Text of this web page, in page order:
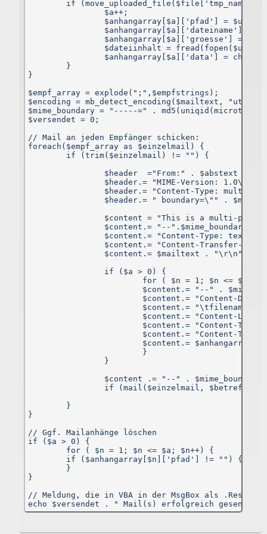
Das Plugin informiert die Dienste darüber, dass Sie als Nutzer diese
Website besucht haben. Es besteht hierbei die Möglichkeit, dass
Ihre IP-Adresse gespeichert wird. Sind Sie während des Besuchs
auf dieser Website in einem entsprechenden Dienst eingeloggt,
werden die genannten Informationen mit diesem verknüpft. Nutzen
Sie die Funktionen des Plugins – etwa indem Sie einen Beitrag
teilen oder „liken“ –, werden die entsprechenden Informationen
ebenfalls an die Facebook Inc. oder die jeweiligen anderen Dienste
mit Ihrem dortigen Konto verknüpft, loggen Sie sich bitte vor dem
Besuch dieser Website dort aus und löschen Sie die gespeicherten
Cookies.
Datenverarbeitung für Werbezwecke tätigen oder der Nutzung Ihrer
Daten für Werbezwecke widersprechen. Zu den Einstellungen
gelangen Sie hier:https://www.facebook.com/ads/preferences/?
Cookie-Deaktivierungsseite der US-amerikanischen Website:
http://optout.aboutads.info/?c=2#!/
Cookie-Deaktivierungsseite der europäischen Website:
http://optout.networkadvertising.org/?c=1#!/
Welche Daten, zu welchem Zweck und in welchem Umfang der
einzelne Dienst Daten erhebt, nutzt und verarbeitet und welche
Rechte sowie Einstellungsmöglichkeiten Sie zum Schutz Ihrer
Privatsphäre haben, können Sie in den Datenschutzrichtlinien des
jeweiligen Dienstes nachlesen.
https://www.facebook.com/about/privacy/
Twitter Datenschutzrichtlinie
Sie haben als Nutzer das Recht, auf Antrag eine kostenlose
Auskunft darüber zu erhalten, welche personenbezogenen Daten
über Sie gespeichert wurden. Sie haben außerdem das Recht auf
Berichtigung falscher Daten und auf die
personenbezogenen Daten. Falls zutreffend, können Sie auch Ihr
Recht auf Datenportabilität geltend machen. Sollten Sie annehmen,
Beschwerde bei der zuständigen Aufsichtsbehörde einreichen.
Sofern Ihr Wunsch nicht mit einer gesetzlichen Pflicht zur
Aufbewahrung von Daten (z. B. Vorratsdatenspeicherung) kollidiert,
haben Sie ein Anrecht auf Löschung Ihrer Daten. Von uns
gespeicherte Daten werden, sollten sie für ihre Zweckbestimmung
nicht mehr vonnöten sein und es keine gesetzlichen
durchgeführt werden kann, da die Daten für zulässige gesetzliche
Zwecke erforderlich sind, erfolgt eine Einschränkung der
Datenverarbeitung. In diesem Fall werden die Daten gesperrt und
}
$empf_array = explode(";",$empfstrings);
$encoding = mb_detect_encoding($mailtext, "utf-
$mime_boundary = "-----=" .
$versendet = 0;
// Mail an jeden Empfänger schicken:
foreach($empf_array as $einzelmail) {
}
// Ggf. Mailanhänge löschen
if ($a > 0) {
}
// Meldung, die in VBA in der MsgBox als
echo $versendet . " Mail(s) erfolgreich